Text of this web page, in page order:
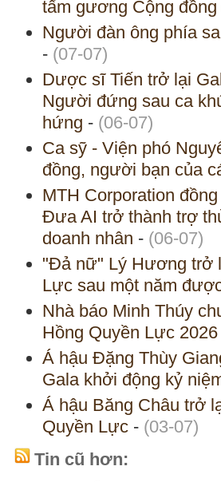
tấm gương Cộng
Người đàn ông phía
- (07-07)
Dược sĩ Tiến trở lại
Người đứng sau ca
hứng - (06-07)
Ca sỹ - Viện phó
đồng, người bạn của
MTH Corporation
Đưa AI trở thành trợ
doanh nhân - (06-07)
"Đả nữ" Lý Hương trở
Lực sau một năm
Nhà báo Minh Thúy
Hồng Quyền Lực
Á hậu Đặng Thùy
Gala khởi động kỷ
Á hậu Băng Châu trở
Quyền Lực - (03-07)
Tin cũ hơn: